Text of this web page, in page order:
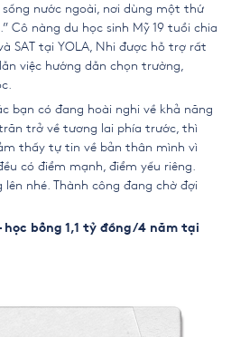
nước ngoài, nơi dùng một thứ
Cô nàng du học sinh Mỹ 19 tuổi chia
SAT tại YOLA, Nhi được hỗ trợ rất
việc hướng dẫn chọn trường,
bạn có đang hoài nghi về khả năng
trở về tương lai phía trước, thì
thấy tự tin về bản thân mình vì
có điểm mạnh, điểm yếu riêng.
nhé. Thành công đang chờ đợi
học bổng 1,1 tỷ đồng/4 năm tại